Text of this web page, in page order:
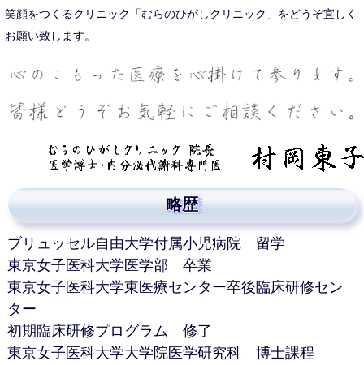
笑顔をつくるクリニック「むらのひがしクリニック」をどうぞ宜しく
お願い致します。
略歴
ブリュッセル自由大学付属小児病院 留学
東京女子医科大学医学部 卒業
東京女子医科大学東医療センター卒後臨床研修セン
ター
初期臨床研修プログラム 修了
東京女子医科大学大学院医学研究科 博士課程